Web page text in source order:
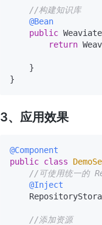
//构建知识库
@Bean
public
return
    }
3、应用效果
@Component
public class
//可使用统一的
@Inject
//添加资源